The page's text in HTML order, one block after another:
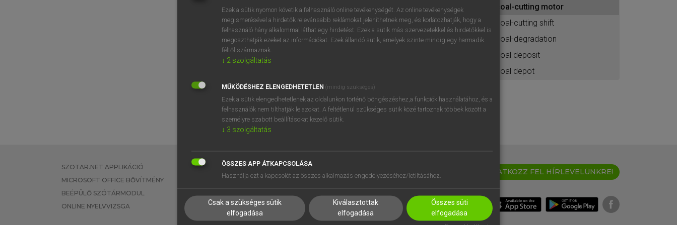
BELÉPÉS
próbaverziójának elindításához
regisztrálok ésbelépek.
REGISZTRÁCIÓ
coal-cutting motor
coal-cutting shift
coal-degradation
coal deposit
coal depot
SZOTAR.NET APPLIKÁCIÓ
MICROSOFT OFFICE BŐVÍTMÉNY
BEÉPÜLŐ SZÓTÁRMODUL
ONLINE NYELVVIZSGA
EGYÉNI FELHASZNÁLÓKNAK
TANULÓKNAK
VÁLLALATI MEGOLDÁSOK
SÚGÓ
RÓLUNK
SÜTI BEÁLLÍTÁSOK
IRATKOZZ FEL HÍRLEVELÜNKRE!
Ezek a sütik nyomon követik a felhasználó online tevékenységét. Az online tevékenységek
megismerésével a hirdetők relevánsabb reklámokat jeleníthetnek meg, és korlátozhatják, hogy a
felhasználó hány alkalommal láthat egy hirdetést. Ezek a sütik más szervezetekkel és hirdetőkkel is
megoszthatják ezeket az információkat. Ezek állandó sütik, amelyek szinte mindig egy harmadik
féltől származnak.
↓ 2 szolgáltatás
MŰKÖDÉSHEZ ELENGEDHETETLEN (mindig szükséges)
Ezek a sütik elengedhetetlenek az oldalunkon történő böngészéshez,a funkciók használatához, és a
felhasználók nem tilthatják le azokat. A feltétlenül szükséges sütik közé tartoznak többek között a
személyre szabott beállításokat kezelő sütik.
↓ 3 szolgáltatás
ÖSSZES APP ÁTKAPCSOLÁSA
Használja ezt a kapcsolót az összes alkalmazás engedélyezéséhez/letiltásához.
Csak a szükséges sütik
elfogadása
Kiválasztottak
elfogadása
Összes süti
elfogadása